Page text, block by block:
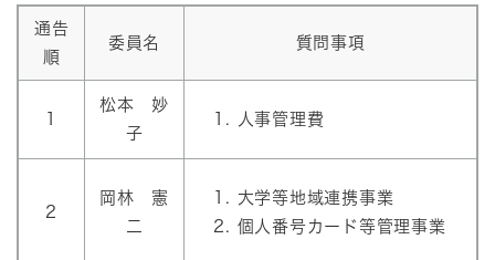
通告
順
委員名 質問事項
松本 妙
子
人事管理費
2
岡林 憲
二
大学等地域連携事業
個人番号カード等管理事業